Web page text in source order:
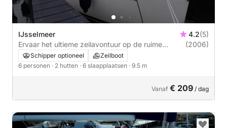
IJsselmeer 4.2(5)
Ervaar het ultieme zeilavontuur op de ruime
Bavaria 30!
(2006)
Schipper optioneel
Zeilboot
6 personen · 2 hutten · 6 slaapplaatsen · 9.5 m
Vanaf € 209 / dag